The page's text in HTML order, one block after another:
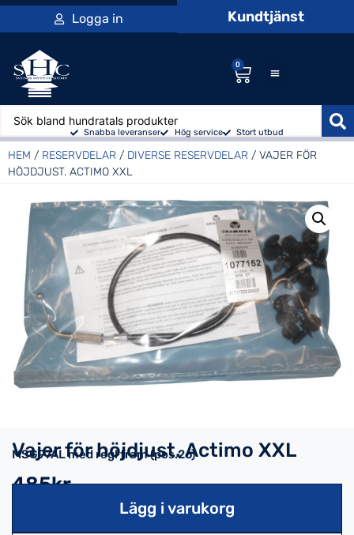
Logga in Kundtjänst
0
Snabba leveranser Hög service Stort utbud
HEM / RESERVDELAR / DIVERSE RESERVDELAR / VAJER FÖR
HÖJDJUST. ACTIMO XXL
Vajer för höjdjust. Actimo XXL
MSG97AL med regl fram (pos.26)
485kr
Lägg i varukorg